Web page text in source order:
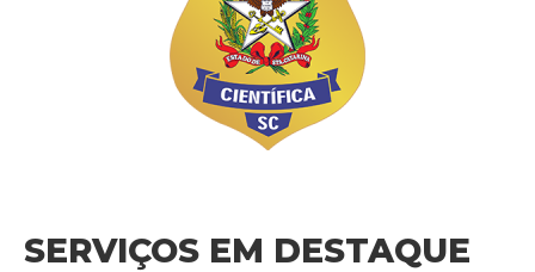
SERVIÇOS EM DESTAQUE